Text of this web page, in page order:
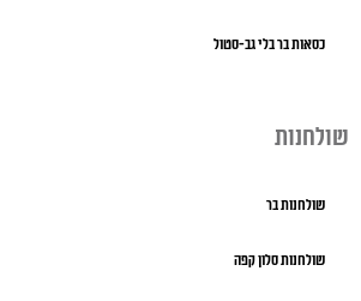
כסאות בר בלי גב-סטול
שולחנות
שולחנות בר
שולחנות סלון קפה